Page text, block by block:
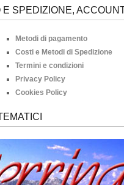
E SPEDIZIONE,
Metodi di pagamento
Costi e Metodi di Spedizione
Termini e condizioni
Privacy Policy
Cookies Policy